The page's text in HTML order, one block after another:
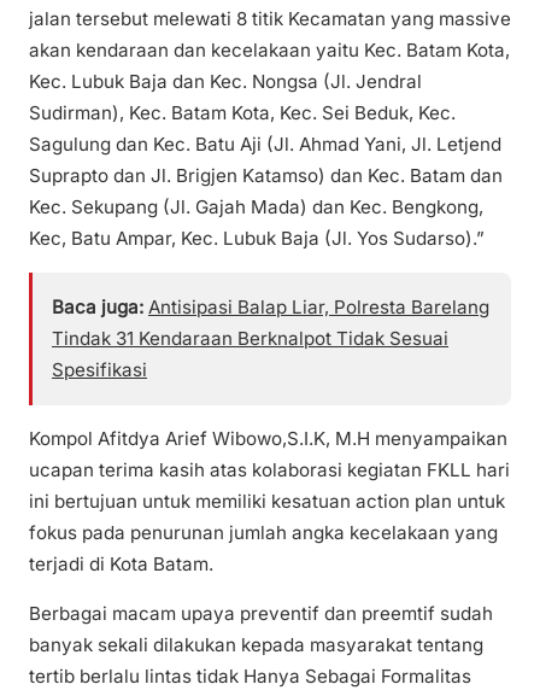
jalan tersebut melewati 8 titik Kecamatan yang massive
akan kendaraan dan kecelakaan yaitu Kec. Batam Kota,
Kec. Lubuk Baja dan Kec. Nongsa (Jl. Jendral
Sudirman), Kec. Batam Kota, Kec. Sei Beduk, Kec.
Sagulung dan Kec. Batu Aji (Jl. Ahmad Yani, Jl. Letjend
Suprapto dan Jl. Brigjen Katamso) dan Kec. Batam dan
Kec. Sekupang (Jl. Gajah Mada) dan Kec. Bengkong,
Kec, Batu Ampar, Kec. Lubuk Baja (Jl. Yos Sudarso).”
Baca juga: Antisipasi Balap Liar, Polresta Barelang
Tindak 31 Kendaraan Berknalpot Tidak Sesuai
Spesifikasi
Kompol Afitdya Arief Wibowo,S.I.K, M.H menyampaikan
ucapan terima kasih atas kolaborasi kegiatan FKLL hari
ini bertujuan untuk memiliki kesatuan action plan untuk
fokus pada penurunan jumlah angka kecelakaan yang
terjadi di Kota Batam.
Berbagai macam upaya preventif dan preemtif sudah
banyak sekali dilakukan kepada masyarakat tentang
tertib berlalu lintas tidak Hanya Sebagai Formalitas